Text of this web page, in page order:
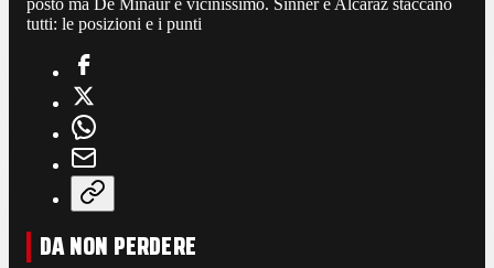
tutti: le posizioni e i punti
DA NON PERDERE